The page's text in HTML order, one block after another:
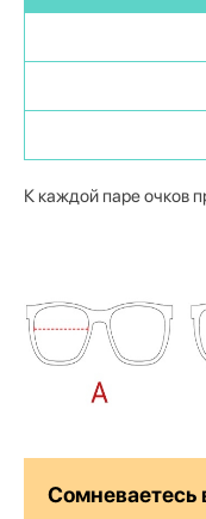
К каждой паре очков
Сомневаетесь